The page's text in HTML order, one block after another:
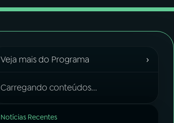
Veja mais do Programa ›
Carregando conteúdos...
Notícias Recentes